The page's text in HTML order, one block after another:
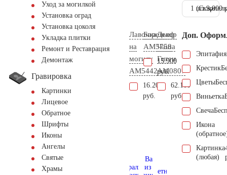
Уход за могилкой
Установка оград
Установка цоколя
Укладка плитки
Ремонт и Реставрация
Демонтаж
Гравировка
Картинки
Лицевое
Обратное
Шрифты
Иконы
Ангелы
Святые
Храмы
Лавочка
на
могилу
AM5442
16.200
руб.
Барельеф
AM5758
15.900
руб.
Декор
Чаша
Гигеи
AM0807
62.100
руб.
1 шт.9.000
Доп.
Эпитафия
Крестик
Цветы
Виньетка
Свеча
Икона
Картинка
(любая)